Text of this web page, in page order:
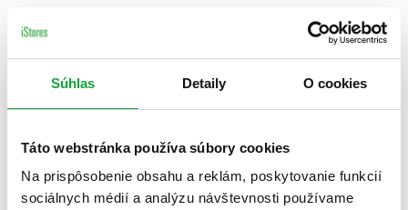
Súhlas Detaily O cookies
Táto webstránka používa súbory cookies
Na prispôsobenie obsahu a reklám, poskytovanie funkcií
sociálnych médií a analýzu návštevnosti používame